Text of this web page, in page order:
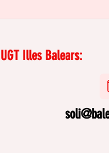
UGT Illes Balears: